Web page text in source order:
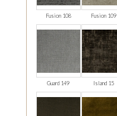
Fusion 108 Fusion 109
Guard 149 Island 15